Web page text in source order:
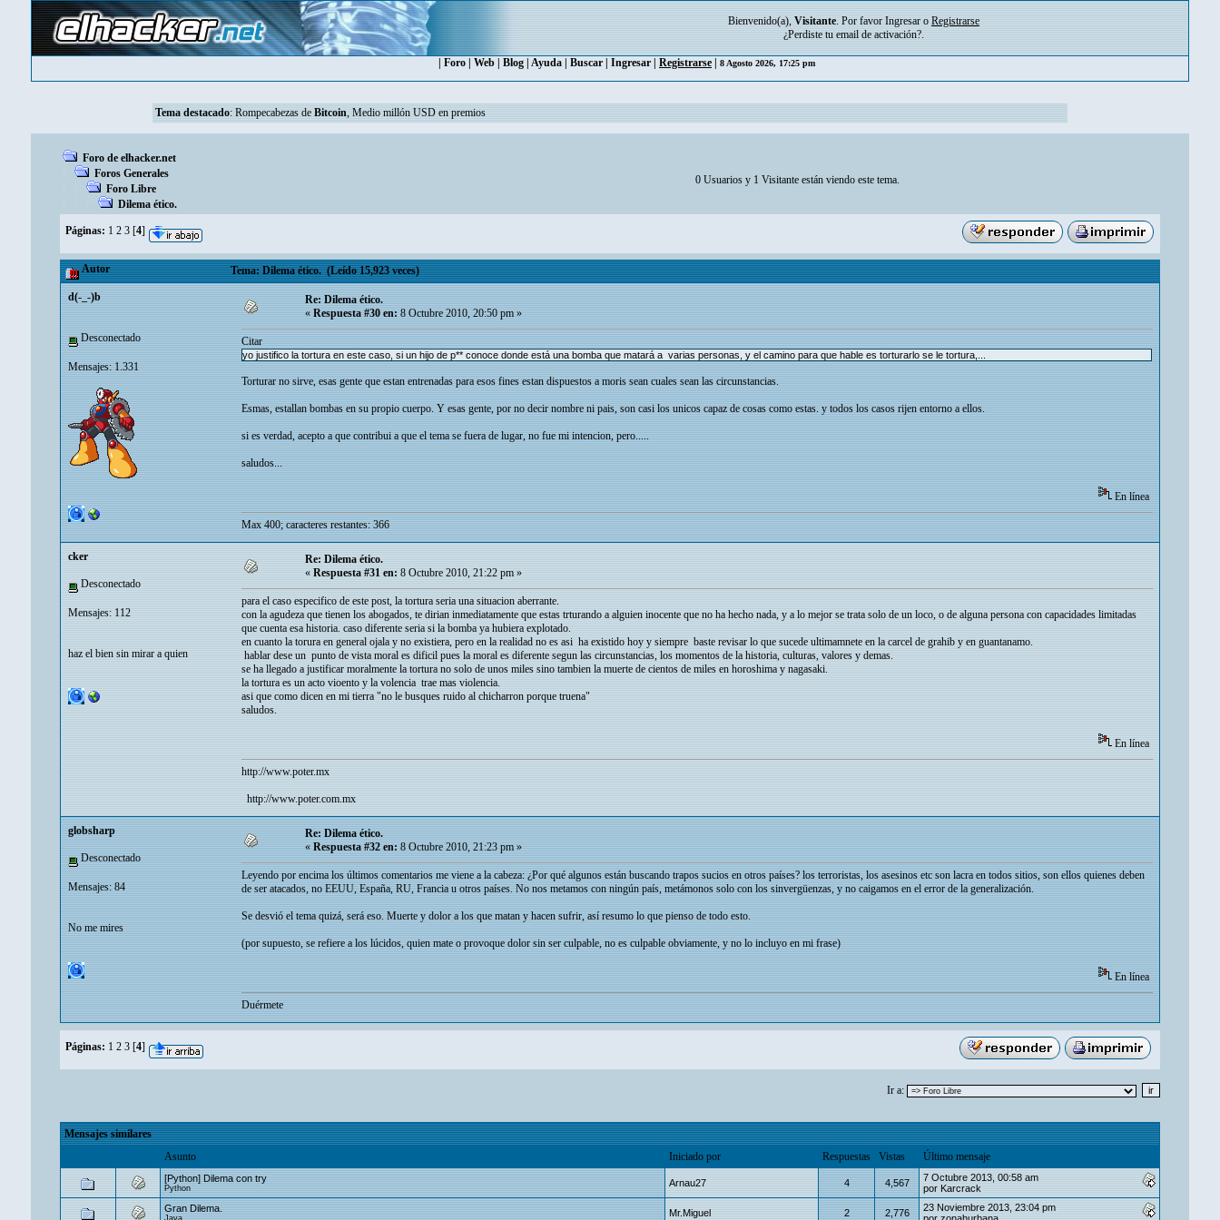
Bienvenido(a), Visitante. Por favor Ingresar o Registrarse
¿Perdiste tu email de activación?.
Foro Web Blog Ayuda Buscar Ingresar Registrarse 8 Agosto 2026, 17:25 pm
Tema destacado: Rompecabezas de Bitcoin, Medio millón USD en premios
Foro de elhacker.net
Foros Generales
Foro Libre
Dilema ético.
0 Usuarios y 1 Visitante están viendo este tema.
Páginas: 1 2 3 [4]
Autor Tema: Dilema ético. (Leído 15,923 veces)
d(-_-)b
Desconectado
Mensajes: 1.331
Re: Dilema ético.
«Respuesta #30 en:8 Octubre 2010, 20:50 pm »
Citar
yo justifico la tortura en este caso, si un hijo de p** conoce donde está una bomba que matará a varias personas, y el camino para que hable es torturarlo se le tortura,...
Torturar no sirve, esas gente que estan entrenadas para esos fines estan dispuestos a moris sean cuales sean las circunstancias.
Esmas, estallan bombas en su propio cuerpo. Y esas gente, por no decir nombre ni pais, son casi los unicos capaz de cosas como estas. y todos los casos rijen entorno a ellos.
si es verdad, acepto a que contribui a que el tema se fuera de lugar, no fue mi intencion, pero.....
saludos...
En línea
Max 400; caracteres restantes: 366
cker
Desconectado
Mensajes: 112
haz el bien sin mirar a quien
Re: Dilema ético.
« Respuesta #31 en: 8 Octubre 2010, 21:22 pm »
para el caso especifico de este post, la tortura seria una situacion aberrante.
con la agudeza que tienen los abogados, te dirian inmediatamente que estas trturando a alguien inocente que no ha hecho nada, y a lo mejor se trata solo de un loco, o de alguna persona con capacidades limitadas
que cuenta esa historia. caso diferente seria si la bomba ya hubiera explotado.
en cuanto la torura en general ojala y no existiera, pero en la realidad no es asi ha existido hoy y siempre baste revisar lo que sucede ultimamnete en la carcel de grahib y en guantanamo.
hablar dese un punto de vista moral es dificil pues la moral es diferente segun las circunstancias, los momentos de la historia, culturas, valores y demas.
se ha llegado a justificar moralmente la tortura no solo de unos miles sino tambien la muerte de cientos de miles en horoshima y nagasaki.
la tortura es un acto vioento y la volencia trae mas violencia.
asi que como dicen en mi tierra "no le busques ruido al chicharron porque truena"
saludos.
En línea
http://www.poter.mx
http://www.poter.com.mx
globsharp
Desconectado
Mensajes: 84
No me mires
Re: Dilema ético.
«Respuesta #32 en:8 Octubre 2010, 21:23 pm »
Leyendo por encima los últimos comentarios me viene a la cabeza: ¿Por qué algunos están buscando trapos sucios en otros países? los terroristas, los asesinos etc son lacra en todos sitios, son ellos quienes deben
de ser atacados, no EEUU, España, RU, Francia u otros países. No nos metamos con ningún país, metámonos solo con los sinvergüenzas, y no caigamos en el error de la generalización.
Se desvió el tema quizá, será eso. Muerte y dolor a los que matan y hacen sufrir, así resumo lo que pienso de todo esto.
(por supuesto, se refiere a los lúcidos, quien mate o provoque dolor sin ser culpable, no es culpable obviamente, y no lo incluyo en mi frase)
En línea
Duérmete
Páginas: 1 2 3 [4]
Ir a:
Mensajes similares
Asunto
Iniciado por Respuestas Vistas Último mensaje
[Python] Dilema con try
Python Arnau27 4 4,567
7 Octubre 2013, 00:58 am
por Karcrack
Gran Dilema.
Java Mr.Miguel 2 2,776
23 Noviembre 2013, 23:04 pm